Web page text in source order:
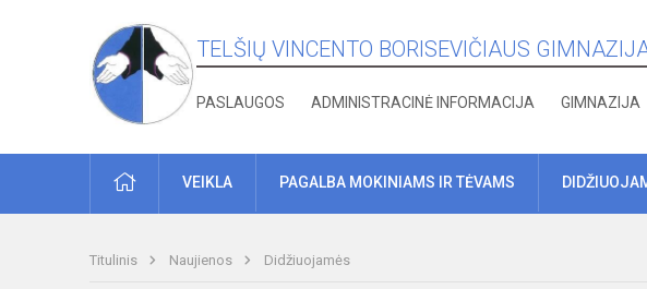
TELŠIŲ VINCENTO BORISEVIČIAUS
PASLAUGOS ADMINISTRACINĖ INFORMACIJA GIMNAZIJA
PRADŽIAVEIKLA PAGALBA MOKINIAMS IR TĖVAMS
Titulinis Naujienos Didžiuojamės